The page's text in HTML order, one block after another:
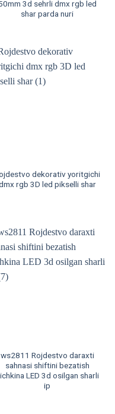
3d sehrli dmx rgb led
shar parda nuri
dekorativ yoritgichi
rgb 3D led pikselli shar
ws2811 Rojdestvo daraxti
sahnasi shiftini bezatish
LED 3d osilgan sharli
ip